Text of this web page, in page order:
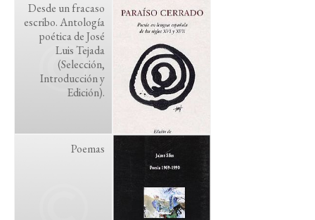
Desde un fracaso
escribo. Antología
poética de José
Luis Tejada
(Selección,
Introducción y
Edición).
Poemas